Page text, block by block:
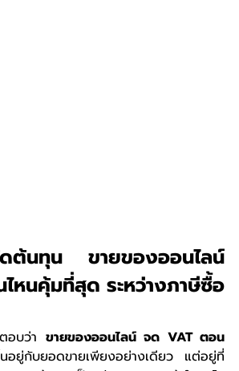
ดต้นทุน ขายของออนไลน์
หนคุ้มที่สุด ระหว่างภาษีซื้อ
อบว่า ขายของออนไลน์ จด VAT ตอน
นอยู่กับยอดขายเพียงอย่างเดียว แต่อยู่ที่